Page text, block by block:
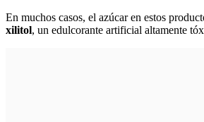
En muchos casos, el azúcar en estos
xilitol, un edulcorante artificial altamente